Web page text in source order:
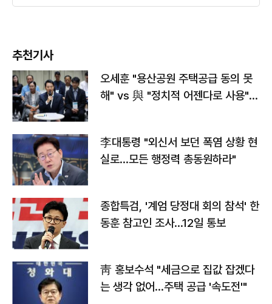
추천기사
오세훈 "용산공원 주택공급 동의 못
해" vs 與 "정치적 어젠다로 사용"
李대통령 "외신서 보던 폭염 상황 현
실로…모든 행정력 총동원하라"
종합특검, '계엄 당정대 회의 참석' 한
동훈 참고인 조사...12일 통보
靑 홍보수석 "세금으로 집값 잡겠다
는 생각 없어…주택 공급 '속도전'"